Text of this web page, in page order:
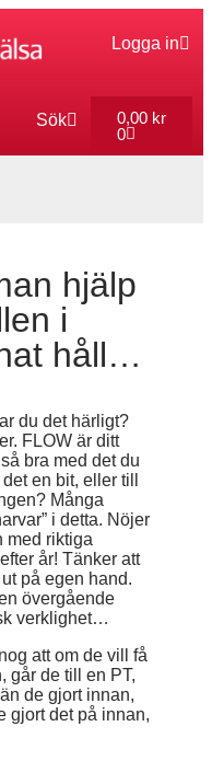
Logga in
Sök 0,00 kr
0
hjälp
i
håll…
du det härligt?
FLOW är ditt
bra med det du
en bit, eller till
Många
i detta. Nöjer
med riktiga
år! Tänker att
på egen hand.
övergående
verklighet…
att om de vill få
går de till en PT,
de gjort innan,
gjort det på innan,